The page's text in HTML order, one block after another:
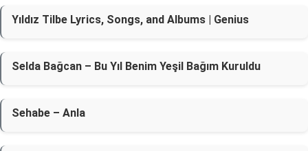
Yıldız Tilbe Lyrics, Songs, and Albums | Genius
Selda Bağcan – Bu Yıl Benim Yeşil Bağım Kuruldu
Sehabe – Anla